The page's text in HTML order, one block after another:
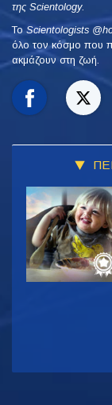
της Scientology.
To Scientologists
όλο τον κόσμο που
ακμάζουν στη ζωή.